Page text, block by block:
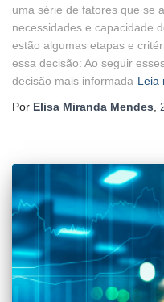
uma série de fatores que se
necessidades e capacidade
estão algumas etapas e
essa decisão: Ao seguir
decisão mais informada Leia
Por Elisa Miranda Mendes